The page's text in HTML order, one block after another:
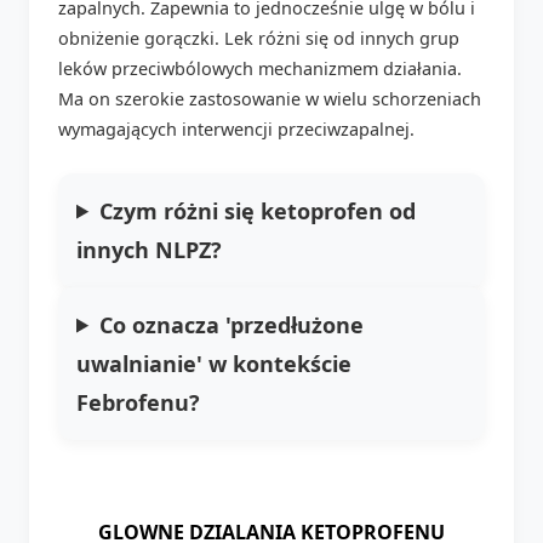
zapalnych. Zapewnia to jednocześnie ulgę w bólu i
obniżenie gorączki. Lek różni się od innych grup
leków przeciwbólowych mechanizmem działania.
Ma on szerokie zastosowanie w wielu schorzeniach
wymagających interwencji przeciwzapalnej.
Czym różni się ketoprofen od
innych NLPZ?
Co oznacza 'przedłużone
uwalnianie' w kontekście
Febrofenu?
GLOWNE DZIALANIA KETOPROFENU